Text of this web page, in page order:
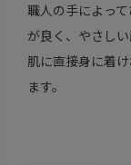
職人の手によっ
が良く、やさし
肌に直接身に着
ます。